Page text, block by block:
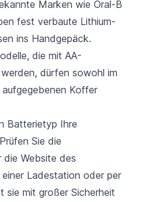
Marken wie Oral-B
fest verbaute Lithium-
ins Handgepäck.
die mit AA-
dürfen sowohl im
Koffer
Batterietyp Ihre
Sie die
Website des
Ladestation oder per
sie mit großer Sicherheit